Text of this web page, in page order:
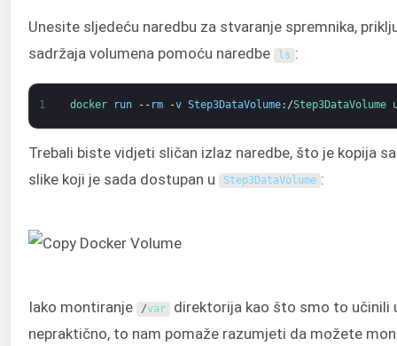
Unesite sljedeću naredbu za stvaranje spremnika,
sadržaja volumena pomoću naredbe
ls :
1 docker run -- rm -v Step3DataVolume: /Step3DataVolume
Trebali biste vidjeti sličan izlaz naredbe, što je kopija
slike koji je sada dostupan u
Step3DataVolume :
Iako montiranje /var direktorija kao što smo to učinili
nepraktično, to nam pomaže razumjeti da možete